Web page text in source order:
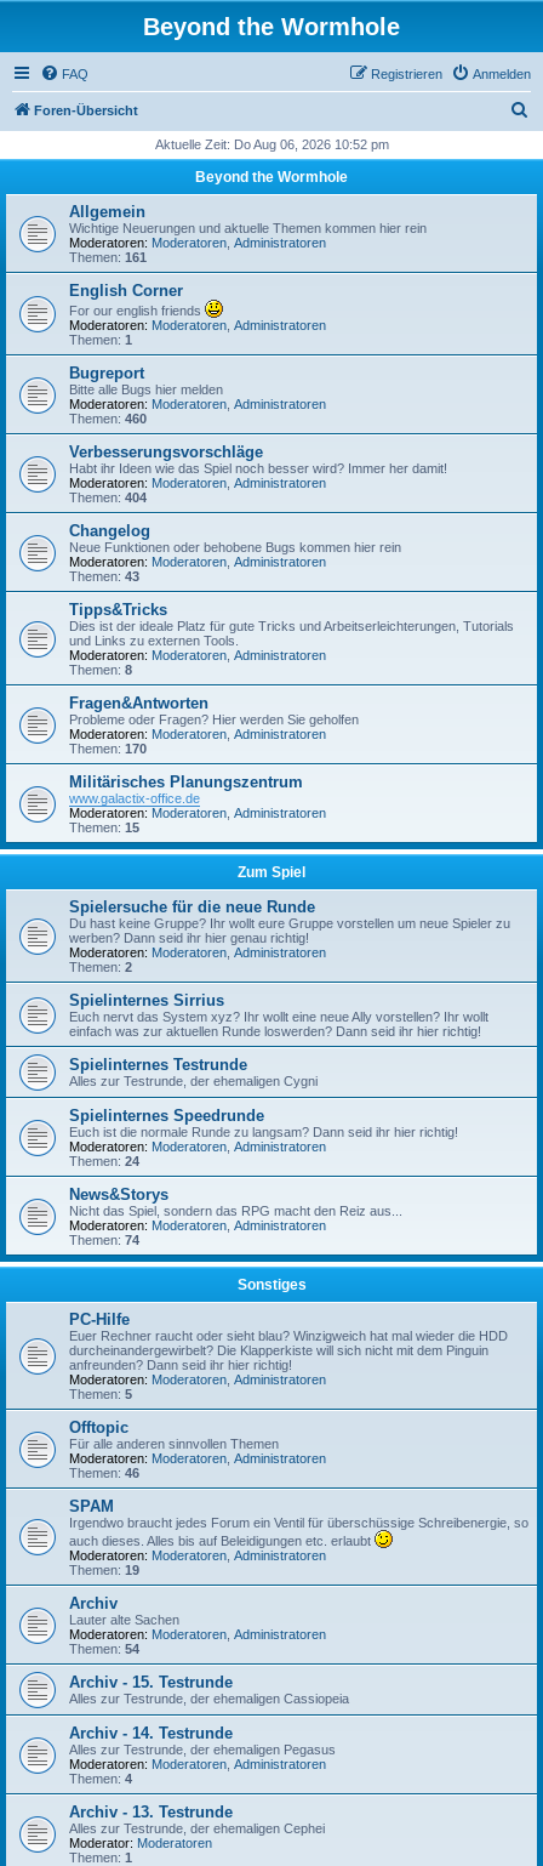
Beyond the Wormhole
FAQ Anmelden
Registrieren
Foren-Übersicht
h
Aktuelle Zeit: Do Aug 06, 2026 10:52 pm
Beyond the Wormhole
Allgemein
Wichtige Neuerungen und aktuelle Themen kommen hier rein
Moderatoren: Moderatoren Administratoren
Themen: 161
English Corner
For our english friends
Moderatoren: Moderatoren Administratoren
Themen: 1
Bugreport
Bitte alle Bugs hier melden
Moderatoren: Moderatoren Administratoren
Themen: 460
Verbesserungsvorschläge
Habt ihr Ideen wie das Spiel noch besser wird? Immer her damit!
Moderatoren: Moderatoren Administratoren
Themen: 404
Changelog
Neue Funktionen oder behobene Bugs kommen hier rein
Moderatoren: Moderatoren Administratoren
Themen: 43
Tipps&Tricks
Dies ist der ideale Platz für gute Tricks und Arbeitserleichterungen, Tutorials
und Links zu externen Tools.
Moderatoren: Moderatoren Administratoren
Themen: 8
Fragen&Antworten
Probleme oder Fragen? Hier werden Sie geholfen
Moderatoren: Moderatoren Administratoren
Themen: 170
Militärisches Planungszentrum
www.galactix-office.de
Moderatoren: Moderatoren Administratoren
Themen: 15
Zum Spiel
Spielersuche für die neue Runde
Du hast keine Gruppe? Ihr wollt eure Gruppe vorstellen um neue Spieler zu
werben? Dann seid ihr hier genau richtig!
Moderatoren: Moderatoren Administratoren
Themen: 2
Spielinternes Sirrius
Euch nervt das System xyz? Ihr wollt eine neue Ally vorstellen? Ihr wollt
einfach was zur aktuellen Runde loswerden? Dann seid ihr hier richtig!
Spielinternes Testrunde
Alles zur Testrunde, der ehemaligen Cygni
Spielinternes Speedrunde
Euch ist die normale Runde zu langsam? Dann seid ihr hier richtig!
Moderatoren: Moderatoren Administratoren
Themen: 24
News&Storys
Nicht das Spiel, sondern das RPG macht den Reiz aus...
Moderatoren: Moderatoren Administratoren
Themen: 74
Sonstiges
PC-Hilfe
Euer Rechner raucht oder sieht blau? Winzigweich hat mal wieder die HDD
durcheinandergewirbelt? Die Klapperkiste will sich nicht mit dem Pinguin
anfreunden? Dann seid ihr hier richtig!
Moderatoren: Moderatoren Administratoren
Themen: 5
Offtopic
Für alle anderen sinnvollen Themen
Moderatoren: Moderatoren Administratoren
Themen: 46
SPAM
Irgendwo braucht jedes Forum ein Ventil für überschüssige Schreibenergie, so
auch dieses. Alles bis auf Beleidigungen etc. erlaubt
Moderatoren: Moderatoren Administratoren
Themen: 19
Archiv
Lauter alte Sachen
Moderatoren: Moderatoren Administratoren
Themen: 54
Archiv - 15. Testrunde
Alles zur Testrunde, der ehemaligen Cassiopeia
Archiv - 14. Testrunde
Alles zur Testrunde, der ehemaligen Pegasus
Moderatoren: Moderatoren Administratoren
Themen: 4
Archiv - 13. Testrunde
Alles zur Testrunde, der ehemaligen Cephei
Moderator: Moderatoren
Themen: 1